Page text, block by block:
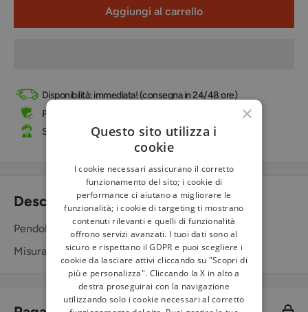
Aggiungi al carrello
Disponibilità: immediata! (consegna in 24/48 ore)
Pagamenti sicuri tramite carta di credito e PayPal
Supporto telefonico e online
Descrizione
Pendolo in ottone ramato
Misura cm 5 - Peso totale gr 30
×
Questo sito utilizza i
cookie
I cookie necessari assicurano il corretto
funzionamento del sito; i cookie di
performance ci aiutano a migliorare le
funzionalità; i cookie di targeting ti mostrano
contenuti rilevanti e quelli di funzionalità
offrono servizi avanzati. I tuoi dati sono al
sicuro e rispettano il GDPR e puoi scegliere i
cookie da lasciare attivi cliccando su "Scopri di
più e personalizza". Cliccando la X in alto a
destra proseguirai con la navigazione
utilizzando solo i cookie necessari al corretto